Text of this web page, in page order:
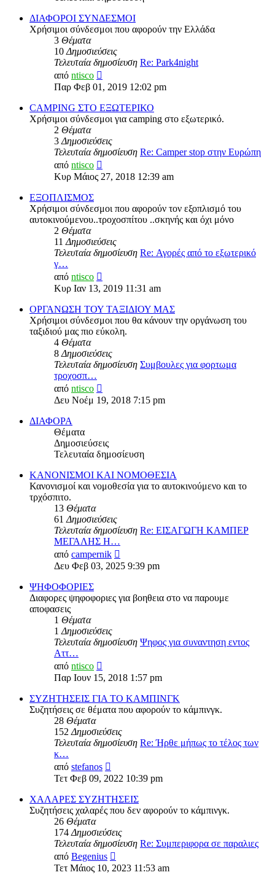
ΔΙΑΦΟΡΟΙ ΣΥΝΔΕΣΜΟΙ
Χρήσιμοι σύνδεσμοι που αφορούν την Ελλάδα
3 Θέματα
10Δημοσιεύσεις
Τελευταία δημοσίευση Re: Park4night
από ntisco
της
τελευταίας
δημοσίευσης
Παρ Φεβ 01, 2019 12:02 pm
CAMPING ΣΤΟ ΕΞΩΤΕΡΙΚΟ
Χρήσιμοι σύνδεσμοι για camping στο εξωτερικό.
2 Θέματα
3Δημοσιεύσεις
Τελευταία δημοσίευση Re: Camper stop στην Ευρώπη
από ntisco
της
τελευταίας
Κυρ Μάιος 27, 2018 12:39 am
ΕΞΟΠΛΙΣΜΟΣ
Χρήσιμοι σύνδεσμοι που αφορούν τον εξοπλισμό του
αυτοκινούμενου..τροχοσπίτου ..σκηνής και όχι μόνο
2 Θέματα
11Δημοσιεύσεις
Τελευταία δημοσίευση Re: Αγορές από το εξωτερικό
γ…
από ntisco
της
δημοσίευσης
Κυρ Ιαν 13, 2019 11:31 am
ΟΡΓΑΝΩΣΗ ΤΟΥ ΤΑΞΙΔΙΟΥ ΜΑΣ
Χρήσιμοι σύνδεσμοι που θα κάνουν την οργάνωση του
ταξιδιού μας πιο εύκολη.
4 Θέματα
8Δημοσιεύσεις
Τελευταία δημοσίευση Συμβουλες για φορτωμα
τροχοσπ…
από ntisco
της
τελευταίας
Δευ Νοέμ 19, 2018 7:15 pm
ΔΙΑΦΟΡΑ
Θέματα
Δημοσιεύσεις
Τελευταία δημοσίευση
ΚΑΝΟΝΙΣΜΟΙ ΚΑΙ ΝΟΜΟΘΕΣΙΑ
Κανονισμοί και νομοθεσία για το αυτοκινούμενο και το
τρχόσπιτο.
13 Θέματα
61Δημοσιεύσεις
Τελευταία δημοσίευση Re: ΕΙΣΑΓΩΓΗ ΚΑΜΠΕΡ
ΜΕΓΑΛΗΣ Η…
από campernik
της
τελευταίας
Δευ Φεβ 03, 2025 9:39 pm
ΨΗΦΟΦΟΡΙΕΣ
Διαφορες ψηφοφοριες για βοηθεια στο να παρουμε
αποφασεις
1 Θέματα
1Δημοσιεύσεις
Τελευταία δημοσίευση Ψηφος για συναντηση εντος
Αττ…
από ntisco
της
τελευταίας
δημοσίευσης
Παρ Ιουν 15, 2018 1:57 pm
ΣΥΖΗΤΗΣΕΙΣ ΓΙΑ ΤΟ ΚΑΜΠΙΝΓΚ
Συζητήσεις σε θέματα που αφορούν το κάμπινγκ.
28 Θέματα
152Δημοσιεύσεις
Τελευταία δημοσίευση Re: Ήρθε μήπως το τέλος των
κ…
από stefanos
της
τελευταίας
δημοσίευσης
Τετ Φεβ 09, 2022 10:39 pm
ΧΑΛΑΡΕΣ ΣΥΖΗΤΗΣΕΙΣ
Συζητήσεις χαλαρές που δεν αφορούν το κάμπινγκ.
26 Θέματα
174Δημοσιεύσεις
Τελευταία δημοσίευση Re: Συμπεριφορα σε παραλιες
από Begenius
της
Τετ Μάιος 10, 2023 11:53 am